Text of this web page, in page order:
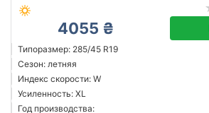
4055 ₴
Типоразмер: 285/45 R19
Сезон: летняя
Индекс скорости: W
Усиленность: XL
Год производства: